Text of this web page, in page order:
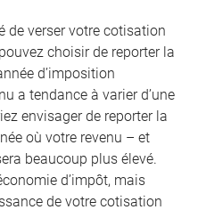
de verser votre cotisation
choisir de reporter la
d’imposition
a tendance à varier d’une
envisager de reporter la
où votre revenu – et
beaucoup plus élevé.
d’impôt, mais
de votre cotisation